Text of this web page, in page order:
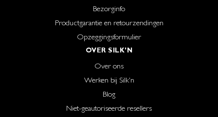
Bezorginfo
Productgarantie en retourzendingen
Opzeggingsformulier
OVER SILK'N
Over ons
Werken bij Silk'n
Blog
Niet-geautoriseerde resellers